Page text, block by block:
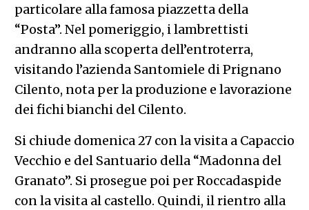
particolare alla famosa piazzetta della
“Posta”. Nel pomeriggio, i lambrettisti
andranno alla scoperta dell’entroterra,
visitando l’azienda Santomiele di Prignano
Cilento, nota per la produzione e lavorazione
dei fichi bianchi del Cilento.
Si chiude domenica 27 con la visita a Capaccio
Vecchio e del Santuario della “Madonna del
Granato”. Si prosegue poi per Roccadaspide
con la visita al castello. Quindi, il rientro alla